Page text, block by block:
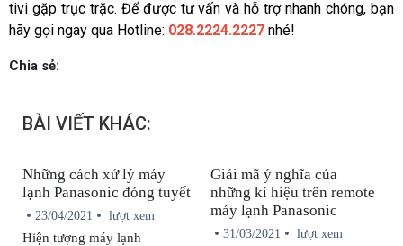
tivi gặp trục trặc. Để được tư vấn và hỗ trợ nhanh chóng, bạn
hãy gọi ngay qua Hotline: 028.2224.2227 nhé!
Chia sẻ:
BÀI VIẾT KHÁC:
Những cách xử lý máy
lạnh Panasonic đóng tuyết
23/04/2021
lượt xem
Hiện tượng máy lạnh
Giải mã ý nghĩa của
những kí hiệu trên remote
máy lạnh Panasonic
31/03/2021
lượt xem